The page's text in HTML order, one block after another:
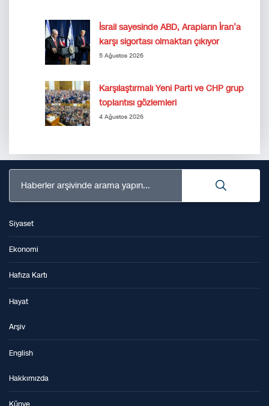
İsrail sayesinde ABD, Arapların İran’a
karşı sigortası olmaktan çıkıyor
5 Ağustos 2026
Karşılaştırmalı Yeni Parti ve CHP grup
toplantısı gözlemleri
4 Ağustos 2026
Haberler arşivinde arama yapın...
Siyaset
Ekonomi
Hafıza Kartı
Hayat
Arşiv
English
Hakkımızda